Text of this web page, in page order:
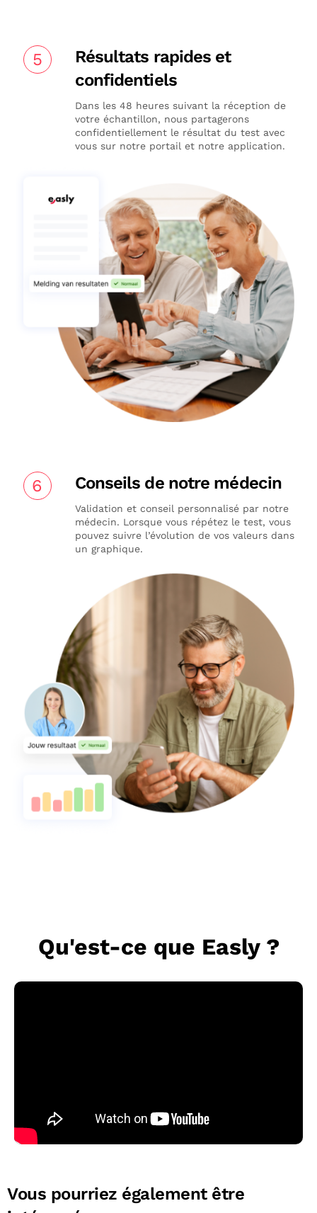
5
Résultats rapides et
confidentiels
Dans les 48 heures suivant la réception de
votre échantillon, nous partagerons
confidentiellement le résultat du test avec
vous sur notre portail et notre application.
6 Conseils de notre médecin
Validation et conseil personnalisé par notre
médecin. Lorsque vous répétez le test, vous
pouvez suivre l’évolution de vos valeurs dans
un graphique.
Qu'est-ce que Easly ?
Vous pourriez également être